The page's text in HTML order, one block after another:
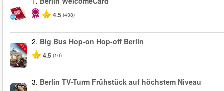
4.5 (438)
-40%
2. Big Bus Hop-on Hop-off Berlin
4.5 (10)
3. Berlin TV-Turm Frühstück auf höchstem Niveau